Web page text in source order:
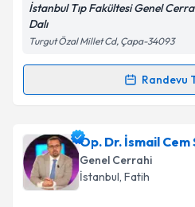
Kişisel verilerimin
kapsamda işlenmesini
Takvim
İstanbul Tıp Fakültesi Genel
Dalı
Turgut Özal Millet Cd, Çapa-34093
Randevu
Randevu Takvimi
Prof. Dr. Levent Avtan
oluşturun. Size bu
takvim hazırlandığında e-
Op. Dr. İsmail Cem
Genel Cerrahi
İstanbul, Fatih